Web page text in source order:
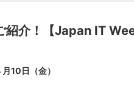
紹介！【Japan IT
10日（金）